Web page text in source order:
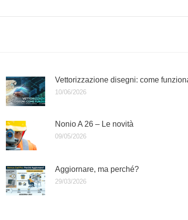
Vettorizzazione disegni: come
10/06/2026
Nonio A 26 – Le novità
09/05/2026
Aggiornare, ma perché?
29/03/2026